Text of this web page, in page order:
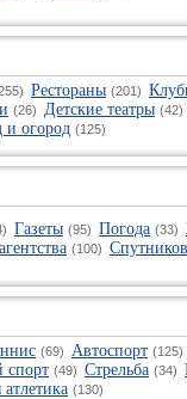
Рестораны (201)
(26) Детские театры
и огород (125)
Газеты (95) Погода (33)
(100)
(69) Автоспорт
спорт (49) Стрельба (34)
(130)